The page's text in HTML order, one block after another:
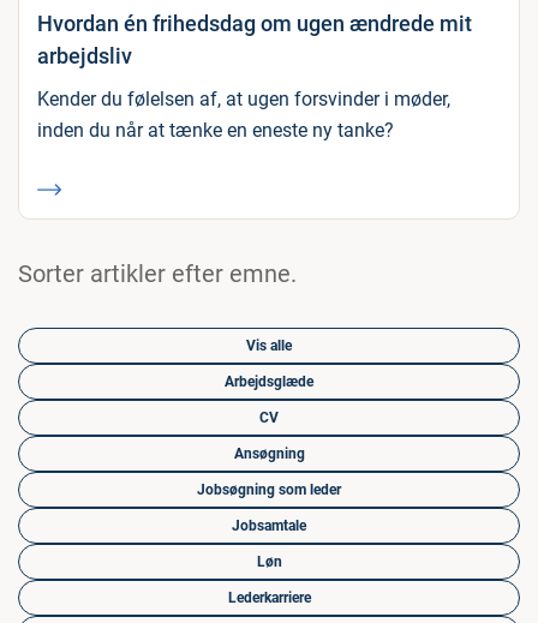
Hvordan én frihedsdag om ugen ændrede mit
arbejdsliv
Kender du følelsen af, at ugen forsvinder i møder,
inden du når at tænke en eneste ny tanke?
Sorter artikler efter emne.
Vis alle
Arbejdsglæde
CV
Ansøgning
Jobsøgning som leder
Jobsamtale
Løn
Lederkarriere